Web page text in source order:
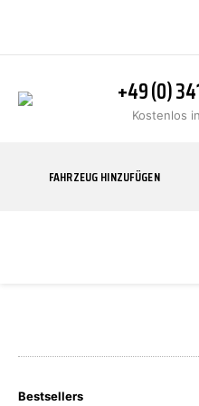
+49 (0)
Kostenlos
FAHRZEUG HINZUFÜGEN
Bestsellers